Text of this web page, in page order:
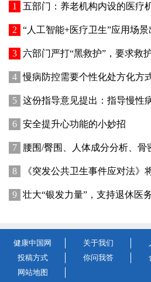
五部门：养老机构内设的医疗
“人工智能+医疗卫生”应用场景
六部门严打“黑救护”，要求救护车
慢病防控需要个性化处方化方
这份指导意见提出：指导慢性病患者配备智
安全提升心功能的小妙招
腰围/臀围、人体成分分析、骨密
《突发公共卫生事件应对法》
壮大“银发力量”，支持退休医务
健康中国网 关于我们
投稿方式
你问我答
网站地图